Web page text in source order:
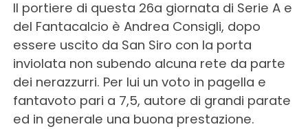
Il portiere di questa 26a giornata di Serie A e
del Fantacalcio è Andrea Consigli, dopo
essere uscito da San Siro con la porta
inviolata non subendo alcuna rete da parte
dei nerazzurri. Per lui un voto in pagella e
fantavoto pari a 7,5, autore di grandi parate
ed in generale una buona prestazione.